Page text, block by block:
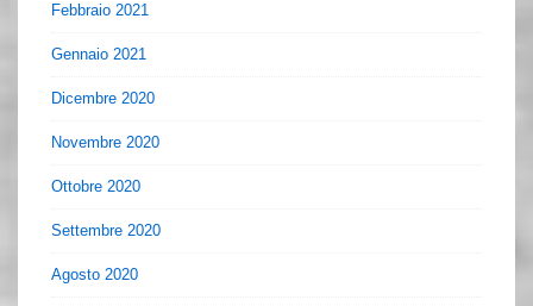
Febbraio 2021
Gennaio 2021
Dicembre 2020
Novembre 2020
Ottobre 2020
Settembre 2020
Agosto 2020